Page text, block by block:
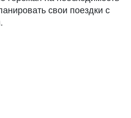
свои поездки с